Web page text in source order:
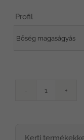
Profil
Kerti